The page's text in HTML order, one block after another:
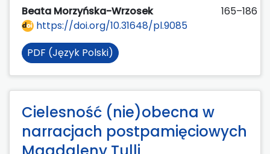
Beata Morzyńska-Wrzosek
165–186
https://doi.org/10.31648/pl.9085
PDF (Język Polski)
Cielesność (nie)obecna w
narracjach postpamięciowych